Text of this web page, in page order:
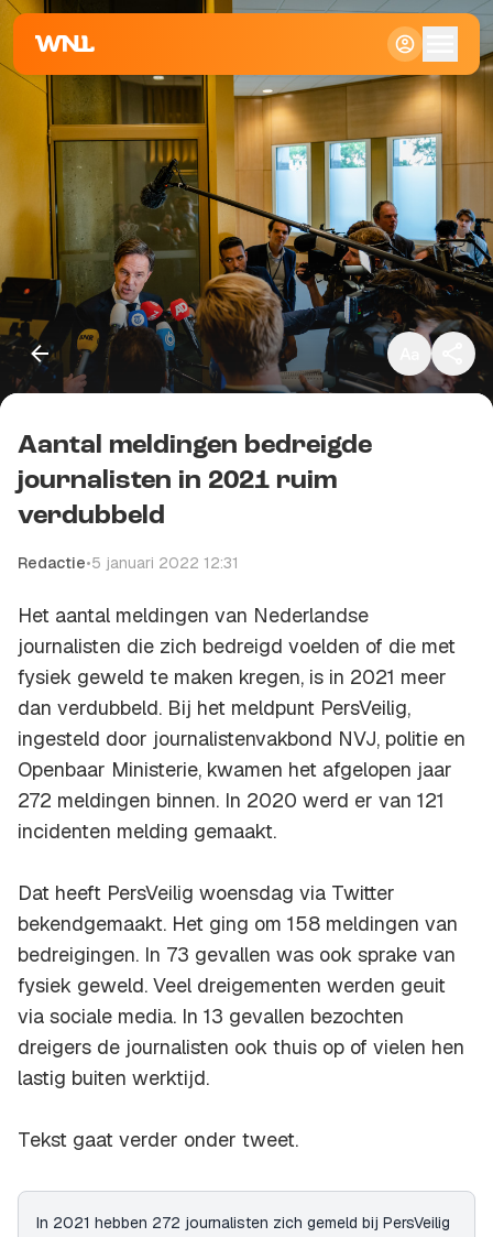
Klein
Standaard
Groot
Kopieer link
Aantal meldingen bedreigde
journalisten in 2021 ruim
verdubbeld
Redactie•5 januari 2022 12:31
Het aantal meldingen van Nederlandse
journalisten die zich bedreigd voelden of die met
fysiek geweld te maken kregen, is in 2021 meer
dan verdubbeld. Bij het meldpunt PersVeilig,
ingesteld door journalistenvakbond NVJ, politie en
Openbaar Ministerie, kwamen het afgelopen jaar
272 meldingen binnen. In 2020 werd er van 121
incidenten melding gemaakt.
Dat heeft PersVeilig woensdag via Twitter
bekendgemaakt. Het ging om 158 meldingen van
bedreigingen. In 73 gevallen was ook sprake van
fysiek geweld. Veel dreigementen werden geuit
via sociale media. In 13 gevallen bezochten
dreigers de journalisten ook thuis op of vielen hen
lastig buiten werktijd.
Tekst gaat verder onder tweet.
In 2021 hebben 272 journalisten zich gemeld bij PersVeilig